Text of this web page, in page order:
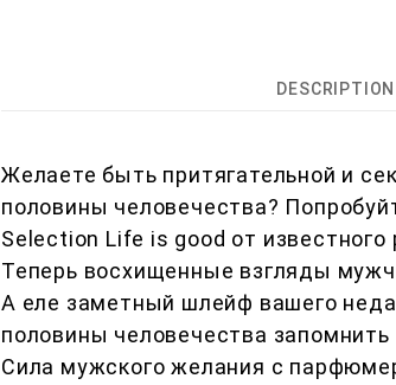
DESCRIPTION
Желаете быть притягательной и
половины человечества?
Selection Life is good от
Теперь восхищенные взгляды
А еле заметный шлейф вашего
половины человечества
Сила мужского желания с